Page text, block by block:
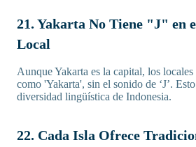
21. Yakarta No Tiene "J" en
Local
Aunque Yakarta es la capital, los
como 'Yakarta', sin el sonido de ‘J’.
diversidad lingüística de Indonesia.
22. Cada Isla Ofrece